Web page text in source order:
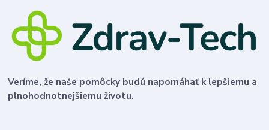
Veríme, že naše pomôcky budú napomáhať k lepšiemu a
plnohodnotnejšiemu životu.